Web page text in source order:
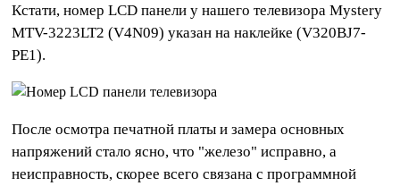
Кстати, номер LCD панели у нашего телевизора Mystery
MTV-3223LT2 (V4N09) указан на наклейке (V320BJ7-
PE1).
После осмотра печатной платы и замера основных
напряжений стало ясно, что "железо" исправно, а
неисправность, скорее всего связана с программной